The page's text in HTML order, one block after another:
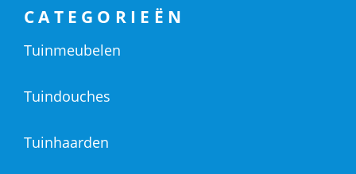
CATEGORIEËN
Tuinmeubelen
Tuindouches
Tuinhaarden